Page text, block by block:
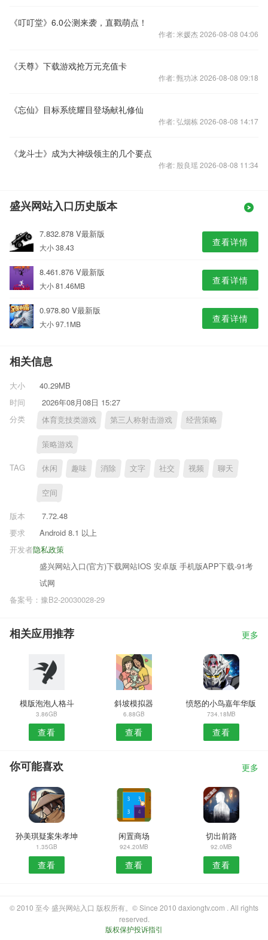
《叮叮堂》6.0公测来袭，直戳萌点！
作者: 米媛杰 2026-08-08 04:06
《天尊》下载游戏抢万元充值卡
作者: 甄功冰 2026-08-08 09:18
《忘仙》目标系统耀目登场献礼修仙
作者: 弘烟栋 2026-08-08 14:17
《龙斗士》成为大神级领主的几个要点
作者: 殷良瑶 2026-08-08 11:34
盛兴网站入口历史版本
7.832.878 V最新版
大小 38.43 查看详情
8.461.876 V最新版
大小 81.46MB 查看详情
0.978.80 V最新版
大小 97.1MB 查看详情
相关信息
大小
40.29MB
时间
2026年08月08日 15:27
分类
体育竞技类游戏 第三人称射击游戏 经营策略
策略游戏
TAG 休闲 趣味 消除 文字 社交 视频 聊天
空间
版本
7.72.48
要求
Android 8.1 以上
隐私政策
开发者
盛兴网站入口(官方)下载网站IOS 安卓版 手机版APP下载-91考
试网
备案号：豫B2-20030028-29
相关应用推荐 更多
模版泡泡人格斗
3.86GB
查看
斜坡模拟器
6.88GB
查看
愤怒的小鸟嘉年华版
734.18MB
查看
你可能喜欢 更多
孙美琪疑案朱孝坤
1.35GB
查看
闲置商场
924.20MB
查看
切出前路
92.0MB
查看
© 2010 至今 盛兴网站入口 版权所有。© Since 2010 daxiongtv.com . All rights
reserved.
版权保护投诉指引